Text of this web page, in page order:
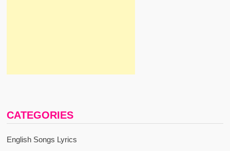
CATEGORIES
English Songs Lyrics